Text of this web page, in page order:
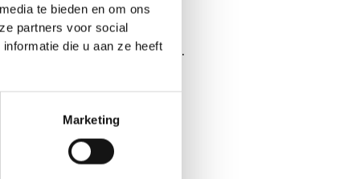
te bieden en om ons
partners voor social
die u aan ze heeft
Marketing
console for more information).